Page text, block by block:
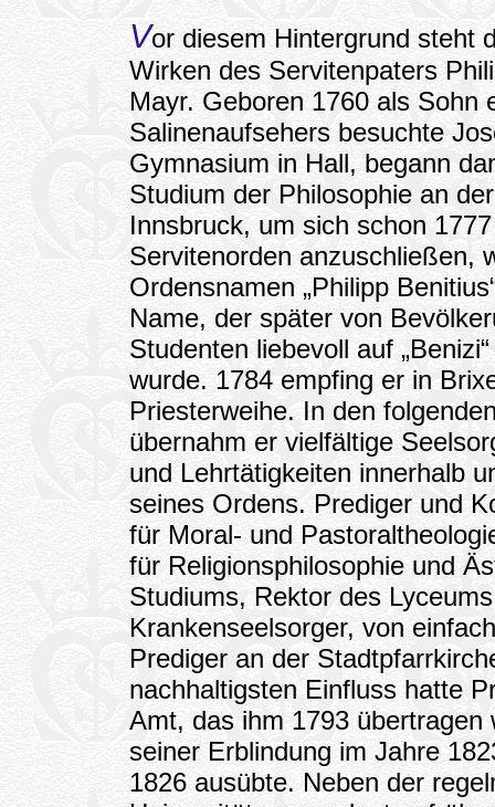
Vor diesem Hintergrund steht
Wirken des Servitenpaters
Mayr. Geboren 1760 als Sohn
Salinenaufsehers besuchte
Gymnasium in Hall, begann
Studium der Philosophie an
Innsbruck, um sich schon
Servitenorden anzuschließen,
Ordensnamen „Philipp
Name, der später von
Studenten liebevoll auf
wurde. 1784 empfing er in
Priesterweihe. In den
übernahm er vielfältige
und Lehrtätigkeiten innerhalb
seines Ordens. Prediger und
für Moral- und
für Religionsphilosophie und
Studiums, Rektor des
Krankenseelsorger, von
Prediger an der
nachhaltigsten Einfluss hatte
Amt, das ihm 1793
seiner Erblindung im Jahre
1826 ausübte. Neben der